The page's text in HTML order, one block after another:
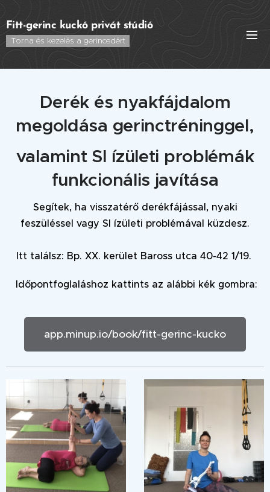
Fitt-gerinc kuckó privát stúdió
Torna és kezelés a gerincedért
Derék és nyakfájdalom
megoldása gerinctréninggel,
valamint SI ízületi problémák
funkcionális javítása
Segítek, ha visszatérő derékfájással, nyaki
feszüléssel vagy SI ízületi problémával küzdesz.
Itt találsz: Bp. XX. kerület Baross utca 40-42 1/19.
Időpontfoglaláshoz kattints az alábbi kék gombra:
app.minup.io/book/fitt-gerinc-kucko